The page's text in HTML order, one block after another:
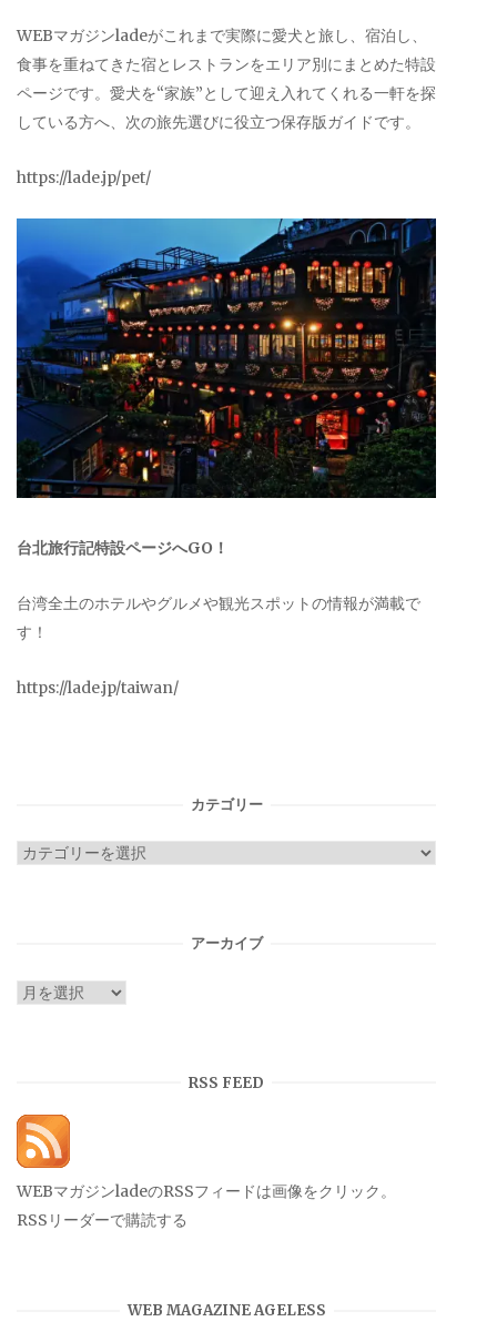
WEBマガジンladeがこれまで実際に愛犬と旅し、宿泊し、
食事を重ねてきた宿とレストランをエリア別にまとめた特設
ページです。愛犬を“家族”として迎え入れてくれる一軒を探
している方へ、次の旅先選びに役立つ保存版ガイドです。
https://lade.jp/pet/
台北旅行記特設ページへGO！
台湾全土のホテルやグルメや観光スポットの情報が満載で
す！
https://lade.jp/taiwan/
カテゴリー
カ
アーカイブ
ア
RSS FEED
WEBマガジンladeのRSSフィードは画像をクリック。
RSSリーダーで購読する
WEB MAGAZINE AGELESS